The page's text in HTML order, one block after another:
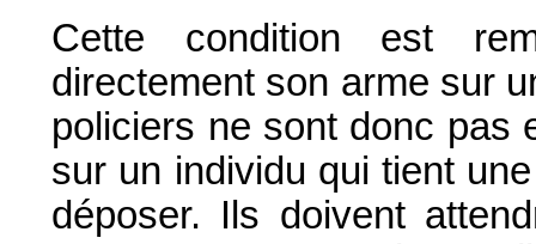
Cette condition est
directement son arme sur
policiers ne sont donc pas
sur un individu qui tient
déposer. Ils doivent